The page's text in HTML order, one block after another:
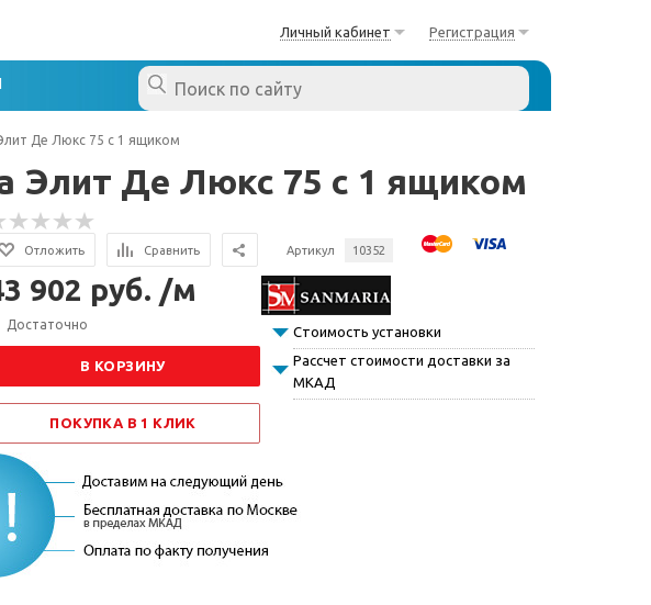
Личный кабинет Регистрация
Де Люкс 75 с 1 ящиком
Элит Де Люкс 75 с 1 ящиком
Отложить Сравнить Артикул 10352
902 руб. /м
Достаточно
В КОРЗИНУ
ПОКУПКА В 1 КЛИК
Стоимость установки
Рассчет стоимости доставки за
МКАД